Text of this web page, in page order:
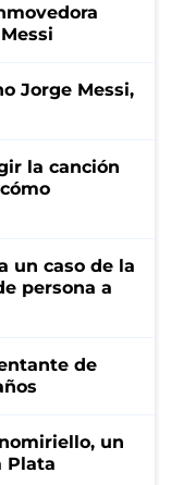
Jorge Messi,
la canción
un caso de la
persona a
de
un
Plata